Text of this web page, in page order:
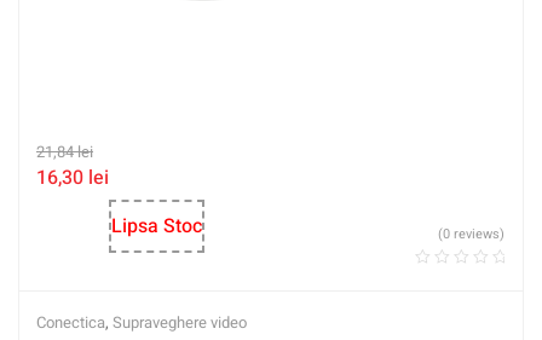
21,84lei
16,30 lei
Lipsa Stoc
(0 reviews)
Conectica, Supraveghere video